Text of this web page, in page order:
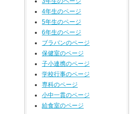
4年生のページ
5年生のページ
6年生のページ
ブラバンのページ
保健室のページ
子小連携のページ
学校行事のページ
専科のページ
小中一貫のページ
給食室のページ